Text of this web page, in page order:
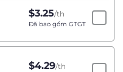
$3.25/th
Đã bao gồm GTGT
$4.29/th